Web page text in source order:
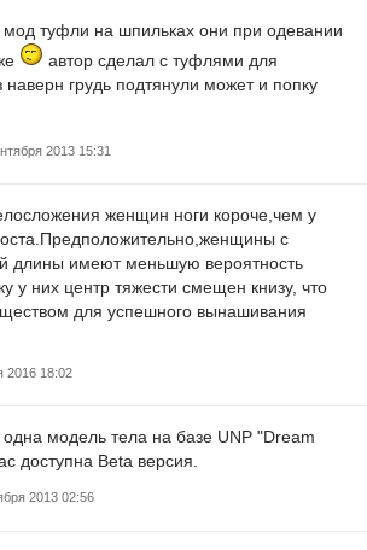
мод туфли на шпильках они при одевании
автор сделал с туфлями для
наверн грудь подтянули может и попку
2013 15:31
женщин ноги короче,чем у
с
длины имеют меньшую вероятность
у них центр тяжести смещен книзу, что
для успешного вынашивания
2016 18:02
модель тела на базе UNP "Dream
доступна Beta версия.
2013 02:56